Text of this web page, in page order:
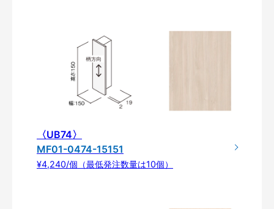
〈UB74〉
MF01-0474-15151
¥4,240/個（最低発注数量は10個）